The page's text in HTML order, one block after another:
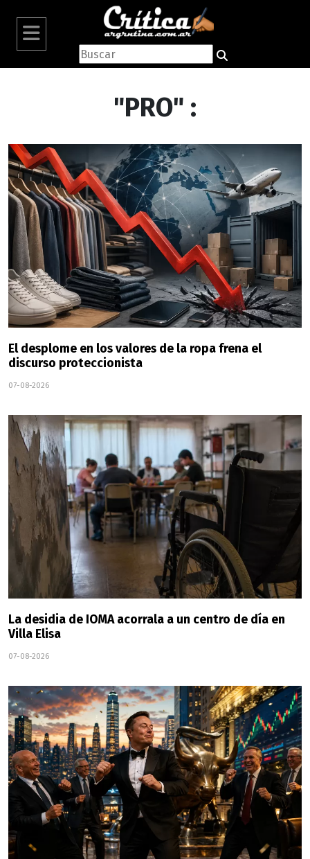
"PRO" :
El desplome en los valores de la ropa frena el
discurso proteccionista
07-08-2026
La desidia de IOMA acorrala a un centro de día en
Villa Elisa
07-08-2026